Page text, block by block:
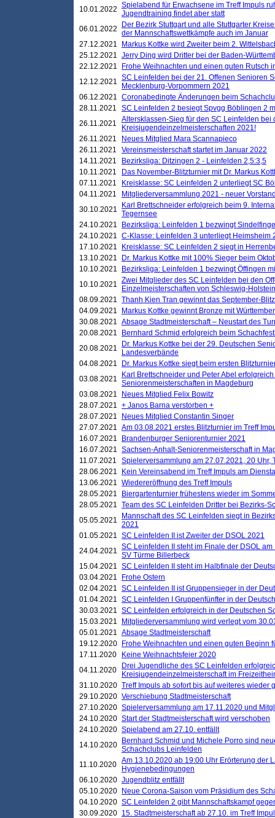
10.01.2022 Spielabend für Erwachsene im Treff Impuls
Jugendtraining findet aber statt
06.01.2022
Der Bezirk Stuttgart und alle Stuttgarter
der Mannschaftswettkämpfe auch im Januar
27.12.2021
Markus Kottke wird Zweiter beim 2.
25.12.2021 Jerry Ding wird Dritter bei der Baden-
22.12.2021
Frohe Weihnachten und einen guten Rutsch
12.12.2021 SC Leinfelden bei der 21. Offenen Senioren
Mecklenburg-Vorpommern 2021
06.12.2021 Coronabedingte Änderungen beim
28.11.2021
SC Leinfelden 2 besiegt Spvgg Böblingen 2
26.11.2021
Altersklassen-Sieg für den SC Leinfelden bei
Kreisjugendeinzelmeisterschaften 2021!
26.11.2021
Neues Mitglied Mara Scannapieco
26.11.2021
Vereinsmeisterschaft startet im Januar 2022
14.11.2021
Bezirksliga: Ditzingen 2 - Leinfelden 2,5:3,5
10.11.2021
Das November-Blitzturnier mit Dr. Markus
07.11.2021
Kreisklasse: SC Leinfelden 2 unterliegt SC
04.11.2021
Mitgliederversammlung 2021 - neuer
30.10.2021
Karl Brettschneider erfolgreich beim 9.
Tegernsee
24.10.2021
Bezirksliga: Leinfelden 1 bezwingt
24.10.2021 C-Klasse: Leinfelden 3 unterliegt Heimsheim
17.10.2021
Kreisklasse: SC Leinfelden 2 siegt in
13.10.2021
Dr. Markus Kottke mit 100% Sieger beim
10.10.2021
Bezirksliga: Leinfelden 1 bezwingt Öffingen
10.10.2021 Zwei Mitglieder des SC Leinfelden bei den
Einzelmeisterschaften von Schleswig-
08.09.2021 Thanh Kien Tran gewinnt das September-
04.09.2021
Markus Kottke gewinnt Bronze mit
30.08.2021 Absage Stadtmeisterschaft – Neustart des
20.08.2021
Bernhard Schmid erfolgreich beim
20.08.2021
Dr. Markus Kottke bei der 29. Deutschen
Landesverbände
04.08.2021
Dr. Markus Kottke siegt beim ersten
03.08.2021
Karl Brettschneider und Peter Abel
Seniorenmeisterschaften in Magdeburg
03.08.2021
Neues Mitglied Felix Bowitz
28.07.2021 + Janos Barna verstorben +
28.07.2021
Neues Mitglied Constantin Singer
27.07.2021 Am 03.08.2021 erstes Blitzturnier im Treff
16.07.2021
Brandenburger Seniorenturnier 2021
16.07.2021 Sachsen-Anhalt-Seniorenmeisterschaft in
11.07.2021
Spielerversammlung am 27.07.2021, 20 Uhr,
28.06.2021
Kein Vereinsabend im Treff Impuls am
13.06.2021 Wiedereröffnung des Treff Impuls
28.05.2021
Biergartenturnier frühestens wieder im
28.05.2021 Team des SC Leinfelden Dritter bei Bezirks-
05.05.2021
Mannschaft des SC Leinfelden siegt in
2021
01.05.2021 SC Leinfelden II ist Zweiter der DSOL 2021
24.04.2021 SC Leinfelden II steht im Finale der DSOL
SV Türme Billerbeck
15.04.2021 SC Leinfelden II steht im Halbfinale der
03.04.2021
Frohe Ostern
02.04.2021 SC Leinfelden II ist Gruppensieger in der
01.04.2021 SC Leinfelden I Gruppenfünfter in der
30.03.2021 SC Leinfelden erfolgreich in der Deutschen
15.03.2021
Mitgliederversammlung wird verlegt vom
05.01.2021 Absage Stadtmeisterschaft
19.12.2020
Frohe Weihnachten und einen guten Beginn
17.11.2020
Keine Weihnachtsfeier 2020
04.11.2020
Drei Jugendliche des SC Leinfelden
Kreisjugendeinzelmeisterschaft im
31.10.2020 Treff Impuls ab sofort bis auf weiteres wieder
29.10.2020 Verschiebung Stadtmeisterschaft
27.10.2020 Spielerversammlung am 17.11.2020 und
24.10.2020 Start der Stadtmeisterschaft wird verschoben
24.10.2020 Spielabend am 27.10. entfällt
14.10.2020
Bernhard Schmid und Michele Porro sind
Schachclubs Leinfelden
11.10.2020 Am 13.10.2020 ab 19:00 Uhr Erörterung der
Hygienebedingungen
06.10.2020 Jugendblitz entfällt
05.10.2020
Neue Corona-Saison vom Präsidium des
04.10.2020 SC Leinfelden 2 gibt Mannschaftskampf
30.09.2020 15. Stadtmeisterschaft ab 27.10. im Treff